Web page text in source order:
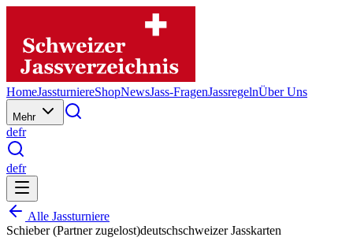
HomeJassturniereShopNewsJass-FragenJassregelnÜber Uns
Mehr
defr
defr
Alle Jassturniere
Schieber (Partner zugelost)deutschschweizer Jasskarten